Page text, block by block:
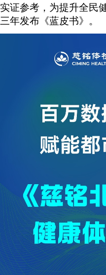
实证参考，为提升全民
三年发布《蓝皮书》。